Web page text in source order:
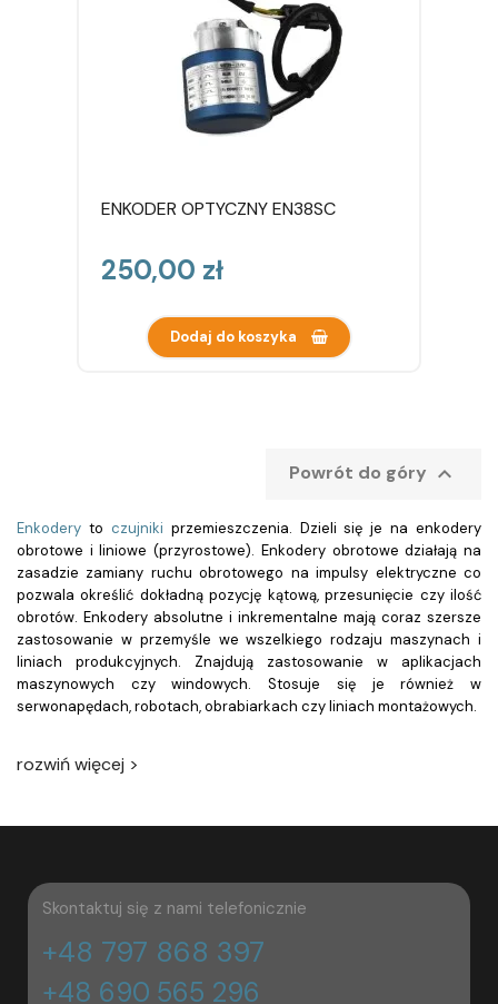
ENKODER OPTYCZNY EN38SC
Cena
250,00 zł
Dodaj do koszyka
Powrót do góry 
Enkodery to czujniki przemieszczenia. Dzieli się je na enkodery
obrotowe iliniowe (przyrostowe). Enkodery obrotowe działają na
zasadzie zamiany ruchu obrotowego na impulsy elektryczne co
pozwala określić dokładną pozycję kątową, przesunięcie czy ilość
obrotów. Enkodery absolutne i inkrementalne mają coraz szersze
zastosowanie w przemyśle we wszelkiego rodzaju maszynach i
liniach produkcyjnych. Znajdują zastosowanie w aplikacjach
maszynowych czy windowych. Stosuje się je również w
serwonapędach, robotach, obrabiarkach czy liniach montażowych.
obrotowy i liniowy
między nimi?Enkodery absolutnewskazują aktualną pozycję wału
obrotowego, a informacja na jej temat jest dostępna tuż po
położenia wału, jednak nie śledzą jego pozycji bezwzględnej. W
która nie jest konieczna w przypadku enkoderów absolutnych.
rozwiń więcej >
Skontaktuj się z nami telefonicznie
+48 797 868 397
+48 690 565 296